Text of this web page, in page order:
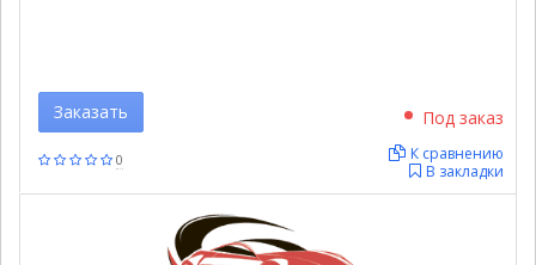
0
Под заказ
В закладки
К сравнению
Заказать